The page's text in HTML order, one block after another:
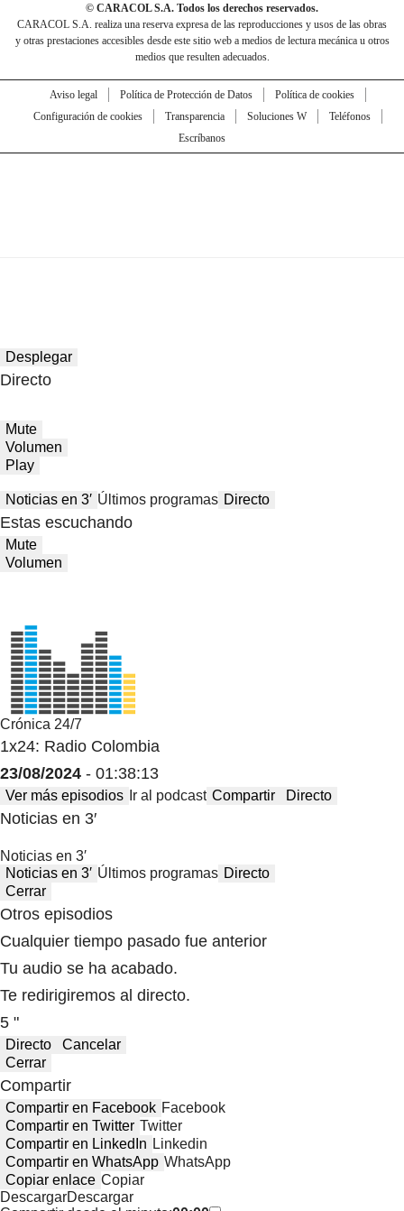
© CARACOL S.A. Todos los derechos reservados.
CARACOL S.A. realiza una reserva expresa de las reproducciones y usos de las obras
y otras prestaciones accesibles desde este sitio web a medios de lectura mecánica u otros
medios que resulten adecuados.
Aviso legal Política de Protección de Datos
Política de cookies
Configuración de cookies
Transparencia Soluciones W
Teléfonos
Escríbanos
Desplegar
Directo
Mute
Volumen
Play
Noticias en 3′ Últimos programas Directo
Estas escuchando
Mute
Volumen
Crónica 24/7
1x24: Radio Colombia
23/08/2024 - 01:38:13
Ver más episodios Ir al podcast Compartir Directo
Noticias en 3′
Noticias en 3′
Noticias en 3′ Últimos programas Directo
Cerrar
Otros episodios
Cualquier tiempo pasado fue anterior
Tu audio se ha acabado.
Te redirigiremos al directo.
5 "
Directo
Cancelar
Cerrar
Compartir
Compartir en Facebook Facebook
Compartir en Twitter Twitter
Compartir en LinkedIn Linkedin
Compartir en WhatsApp WhatsApp
Copiar enlace Copiar
DescargarDescargar